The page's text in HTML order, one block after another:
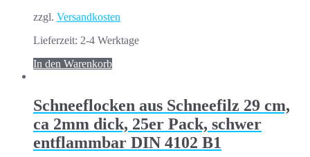
zzgl. Versandkosten
Lieferzeit: 2-4 Werktage
In den Warenkorb
Schneeflocken aus Schneefilz 29 cm,
ca 2mm dick, 25er Pack, schwer
entflammbar DIN 4102 B1